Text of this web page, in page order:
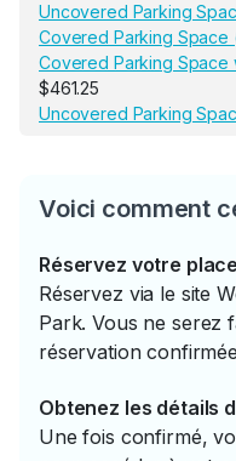
Uncovered Parking
Covered Parking Space
Covered Parking Space
$461.25
Uncovered Parking
Voici comment
Réservez votre place
Réservez via le site
Park. Vous ne serez
réservation
Obtenez les détails
Une fois confirmé,